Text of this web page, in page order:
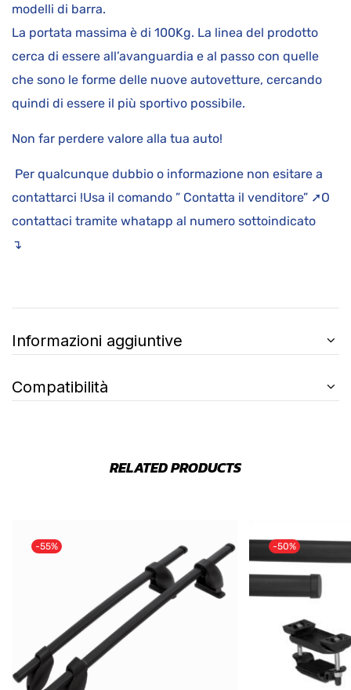
modelli di barra.
La portata massima è di 100Kg. La linea del prodotto
cerca di essere all’avanguardia e al passo con quelle
che sono le forme delle nuove autovetture, cercando
quindi di essere il più sportivo possibile.
Non far perdere valore alla tua auto!
Per qualcunque dubbio o informazione non esitare a
contattarci !Usa il comando ” Contatta il venditore” ➚O
contattaci tramite whatapp al numero sottoindicato
↴
Informazioni aggiuntive
Compatibilità
RELATED PRODUCTS
-55% -50%